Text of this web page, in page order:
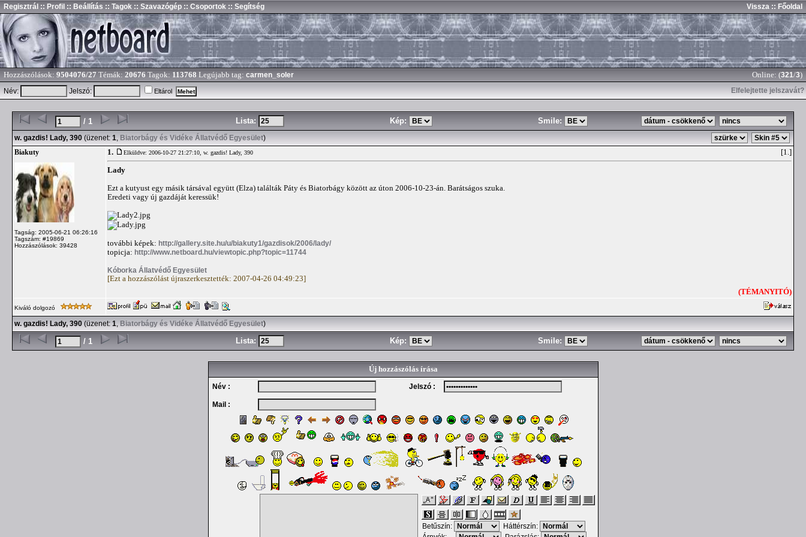
Regisztrál :: Profil :: Beállítás :: Tagok :: Szavazógép :: Csoportok :: Segítség Vissza :: Főoldal
Hozzászólások: 9504076/27 Témák: 20676 Tagok: 113768 Legújabb tag: carmen_soler Online: (321/3)
Név: Jelszó: Eltárol Elfelejtette jelszavát?
/ 1 Lista: Kép: Smile:
w. gazdis! Lady, 390 (üzenet: 1, Biatorbágy és Vidéke Állatvédő Egyesület)
Biakuty
Tagság: 2005-06-21 06:26:16
Tagszám: #19869
Hozzászólások: 39428
1. Elküldve: 2006-10-27 21:27:10, w. gazdis! Lady, 390 [1.]
Lady
Ezt a kutyust egy másik társával együtt (Elza) találták Páty és Biatorbágy között az úton 2006-10-23-án. Barátságos szuka.
Eredeti vagy új gazdáját keressük!
további képek: http://gallery.site.hu/u/biakuty1/gazdisok/2006/lady/
topicja: http://www.netboard.hu/viewtopic.php?topic=11744
Kóborka Állatvédő Egyesület
[Ezt a hozzászólást újraszerkesztették: 2007-04-26 04:49:23]
(TÉMANYITÓ)
Kiváló dolgozó
w. gazdis! Lady, 390 (üzenet: 1, Biatorbágy és Vidéke Állatvédő Egyesület)
/ 1 Lista: Kép: Smile:
Új hozzászólás írása
Név : Jelszó :
Mail :
Betűszín:
Háttérszín: